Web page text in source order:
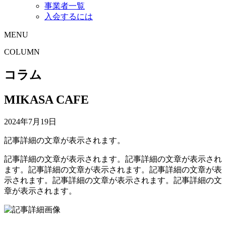
事業者一覧
入会するには
MENU
COLUMN
コラム
MIKASA CAFE
2024年7月19日
記事詳細の文章が表示されます。
記事詳細の文章が表示されます。記事詳細の文章が表示され
ます。記事詳細の文章が表示されます。記事詳細の文章が表
示されます。記事詳細の文章が表示されます。記事詳細の文
章が表示されます。